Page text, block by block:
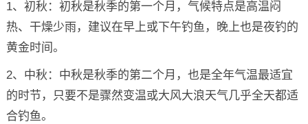
1、初秋：初秋是秋季的第一个月，气候特点是高温闷
热、干燥少雨，建议在早上或下午钓鱼，晚上也是夜钓的
黄金时间。
2、中秋：中秋是秋季的第二个月，也是全年气温最适宜
的时节，只要不是骤然变温或大风大浪天气几乎全天都适
合钓鱼。